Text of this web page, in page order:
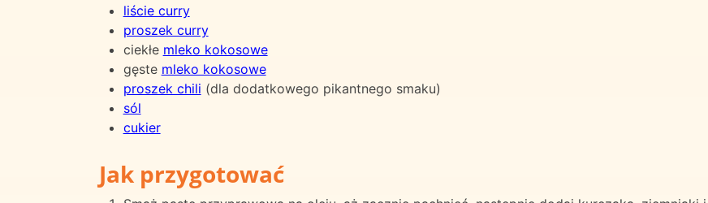
liście curry
proszek curry
ciekłe mleko kokosowe
gęste mleko kokosowe
proszek chili (dla dodatkowego pikantnego smaku)
sól
cukier
Jak przygotować